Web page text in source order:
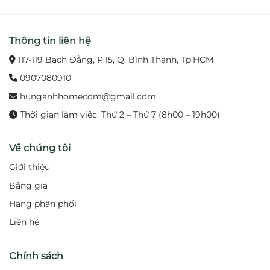
Mang lại sự thoải mái và tiện nghi trong quá trình
rửa tay, rửa mặt.
vẻ đẹp sang trọng.
thay thế.
4. Ứng dụng
Phù hợp lắp đặt tại gia đình, căn hộ, khách sạn,
hiện đại.
Thông tin liên hệ
117-119 Bạch Đằng, P.15, Q. Bình Thạnh, Tp.HCM
0907080910
hunganhhomecom@gmail.com
Thời gian làm việc: Thứ 2 – Thứ 7 (8h00 – 19h00)
Về chúng tôi
Giới thiệu
Bảng giá
Hãng phân phối
Liên hệ
Chính sách